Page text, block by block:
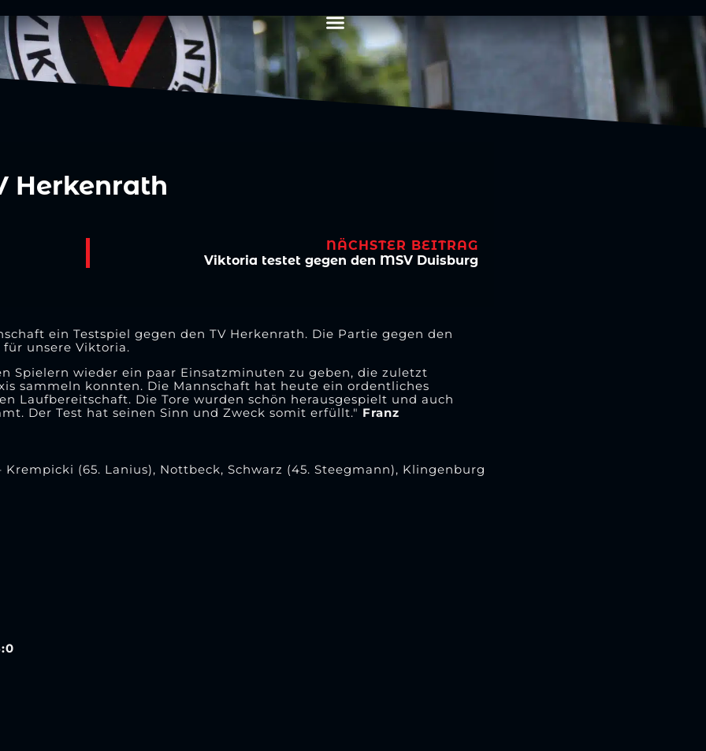
Herkenrath
NÄCHSTER BEITRAG
Viktoria testet gegen den MSV Duisburg
ein Testspiel gegen den TV Herkenrath. Die Partie gegen den
unsere Viktoria.
Spielern wieder ein paar Einsatzminuten zu geben, die zuletzt
sammeln konnten. Die Mannschaft hat heute ein ordentliches
Laufbereitschaft. Die Tore wurden schön herausgespielt und auch
Der Test hat seinen Sinn und Zweck somit erfüllt." Franz
(65. Lanius), Nottbeck, Schwarz (45. Steegmann), Klingenburg